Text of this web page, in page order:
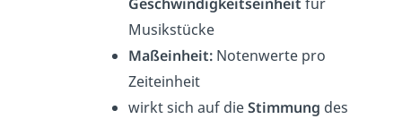
Geschwindigkeitseinheit für
Musikstücke
Maßeinheit: Notenwerte pro
Zeiteinheit
wirkt sich auf dieStimmung des